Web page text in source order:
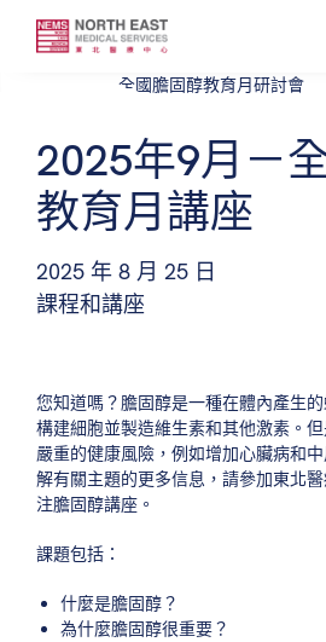
2025年9月－
教育月講座
2025 年 8 月 25 日
課程和講座
您知道嗎？膽固醇是一種在體內產生
構建細胞並製造維生素和其他激素。
嚴重的健康風險，例如增加心臟病和
解有關主題的更多信息，請參加東北
注膽固醇講座。
課題包括：
什麼是膽固醇？
為什麼膽固醇很重要？